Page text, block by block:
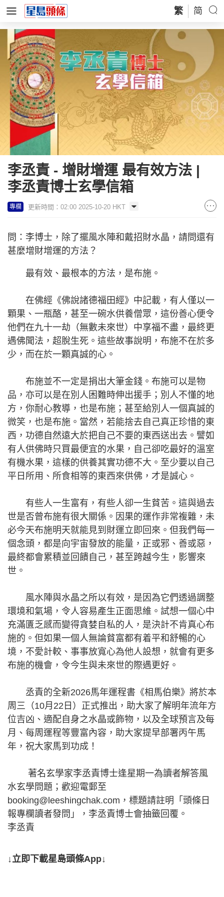
繁 简
李丞責 - 增財增運 最有效方法 |
李丞責博士玄學信箱
專欄 更新時間：02:00 2025-10-20 HKT
問：李博士，除了擺風水陣和戴招財水晶，請問還有
甚麼增財增運的方法？
最有效、最根本的方法，是布施。
在佛經《佛說諸德福田經》中記載，有人僅以一
顆果、一瓶酪，甚至一碗水供養僧眾，這份善心便令
他們在九十一劫（無數未來世）中享福不盡，最終更
遇佛聞法，超脫生死。這些故事說明，布施不在於多
少，而在於一顆真誠的心。
布施並不一定是捐出大筆金錢。布施可以是物
品，亦可以是在別人困難時伸出援手；別人不懂的地
方，你耐心教導，也是布施；甚至給別人一個真誠的
微笑，也是布施。當然，若能捨去自己真正珍惜的東
西，功德自然遠大於把自己不要的東西送出去。譬如
有人供佛時只買最便宜的水果，自己卻吃最好的溫室
有機水果，這樣的供養其實功德不大。至少要以自己
平日所用、所食相等的東西來供佛，才是誠心。
有些人一生富有，有些人卻一生貧苦。這與過去
世是否曾布施有很大關係。因果的運作非常複雜，未
必今天布施明天就能見到財運立即回來。但我們每一
個念頭，都是向宇宙發放的能量，正或邪、善或惡，
最終都會累積並回饋自己，甚至跨越今生，影響來
世。
風水陣與水晶之所以有效，是因為它們透過調整
環境和氣場，令人容易產生正面思維。試想一個心中
充滿匱乏感而變得貪婪自私的人，是決計不肯真心布
施的。但如果一個人無論貧富都有着平和舒暢的心
境，不愛計較、事事放寬心為他人設想，就會有更多
布施的機會，令今生與未來世的際遇更好。
丞責的全新2026馬年運程書《相馬伯樂》將於本
周三（10月22日）正式推出，助大家了解明年流年方
位吉凶、適配自身之水晶或飾物，以及全球預言及每
月、每周運程等豐富內容，助大家提早部署丙午馬
年，祝大家馬到功成！
著名玄學家李丞責博士逢星期一為讀者解答風
水玄學問題；歡迎電郵至
booking@leeshingchak.com ，標題請註明「頭條日
報專欄讀者發問」，李丞責博士會抽籤回覆。
李丞責
↓立即下載星島頭條App↓